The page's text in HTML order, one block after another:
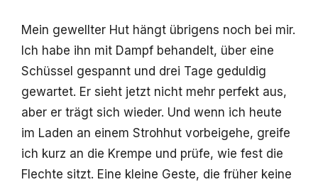
Mein gewellter Hut hängt übrigens noch bei mir.
Ich habe ihn mit Dampf behandelt, über eine
Schüssel gespannt und drei Tage geduldig
gewartet. Er sieht jetzt nicht mehr perfekt aus,
aber er trägt sich wieder. Und wenn ich heute
im Laden an einem Strohhut vorbeigehe, greife
ich kurz an die Krempe und prüfe, wie fest die
Flechte sitzt. Eine kleine Geste, die früher keine